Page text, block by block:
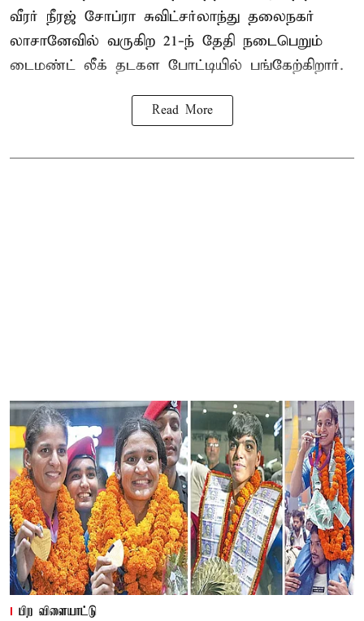
வீரர் நீரஜ் சோப்ரா சுவிட்சர்லாந்து தலைநகர்
லாசானேவில் வருகிற 21-ந் தேதி நடைபெறும்
டைமண்ட் லீக் தடகள போட்டியில் பங்கேற்கிறார்.
Read More
பிற விளையாட்டு